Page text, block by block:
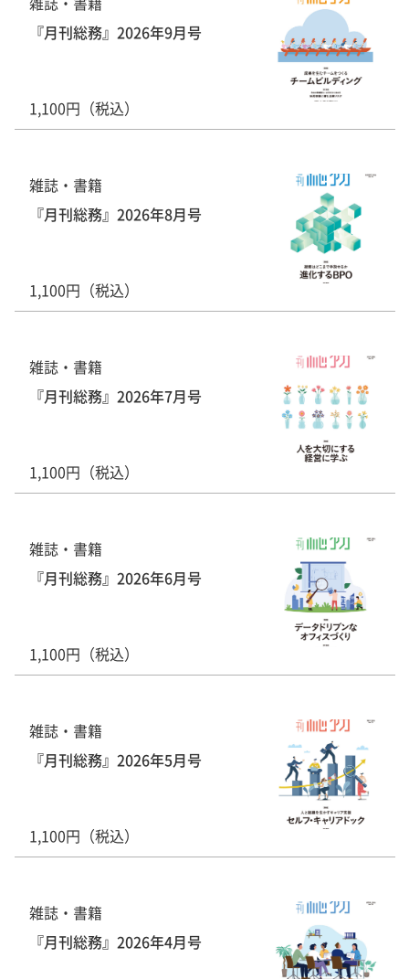
『月刊総務』2026年9月号
1,100円（税込）
雑誌・書籍
『月刊総務』2026年8月号
1,100円（税込）
雑誌・書籍
『月刊総務』2026年7月号
1,100円（税込）
雑誌・書籍
『月刊総務』2026年6月号
1,100円（税込）
雑誌・書籍
『月刊総務』2026年5月号
1,100円（税込）
雑誌・書籍
『月刊総務』2026年4月号